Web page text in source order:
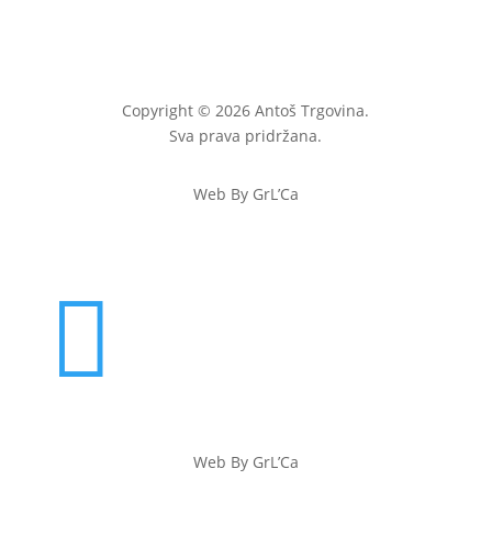
Copyright © 2026 Antoš Trgovina.
Sva prava pridržana.
Web By GrL’Ca

Web By GrL’Ca